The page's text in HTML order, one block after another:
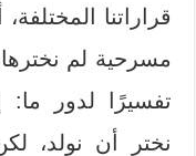
قراراتنا
مسرحية لم
تفسيرًا لدور ما:
نختر أن نولد،